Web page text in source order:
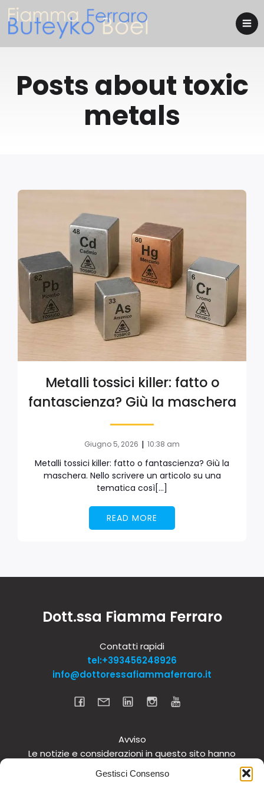
Gestisci Consenso
Posts about toxic
metals
Metalli tossici killer: fatto o
fantascienza? Giù la maschera
Giugno 5, 2026 | 10:38 am
Metalli tossici killer: fatto o fantascienza? Giù la
maschera. Nello scrivere un articolo su una
tematica così[…]
READ MORE
Dott.ssa Fiamma Ferraro
Contatti rapidi
tel:+393456248926
info@dottoressafiammaferraro.it
Avviso
Le notizie e considerazioni in questo sito hanno
carattere informativo generale e non intendono in
alcun modo dare consigli medici. Si raccomanda di